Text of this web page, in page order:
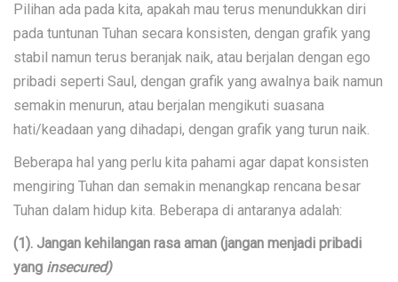
Pilihan ada pada kita, apakah mau terus menundukkan diri
pada tuntunan Tuhan secara konsisten, dengan grafik yang
stabil namun terus beranjak naik, atau berjalan dengan ego
pribadi seperti Saul, dengan grafik yang awalnya baik namun
semakin menurun, atau berjalan mengikuti suasana
hati/keadaan yang dihadapi, dengan grafik yang turun naik.
Beberapa hal yang perlu kita pahami agar dapat konsisten
mengiring Tuhan dan semakin menangkap rencana besar
Tuhan dalam hidup kita. Beberapa di antaranya adalah:
(1). Jangan kehilangan rasa aman (jangan menjadi pribadi
yang insecured)